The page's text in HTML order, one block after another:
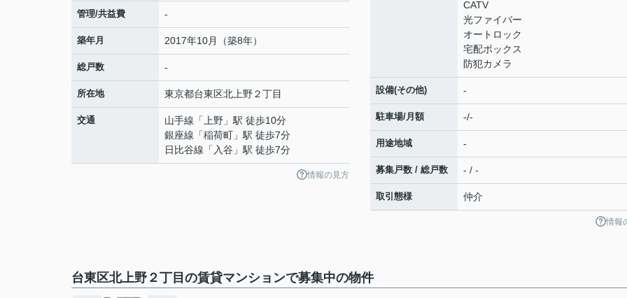
管理/共益費 -
築年月 2017年10月（築8年）
総戸数 -
所在地 東京都台東区北上野２丁目
交通 山手線 「 上野 」駅 徒歩10分
銀座線 「稲荷町 」駅 徒歩7分
日比谷線 「 入谷 」駅 徒歩7分
情報の見方
CATV
光ファイバー
オートロック
宅配ボックス
防犯カメラ
設備(その他) -
駐車場/月額 -/-
用途地域 -
募集戸数 / 総戸数 - / -
取引態様 仲介
情報
台東区北上野２丁目の賃貸マンションで募集中の物件